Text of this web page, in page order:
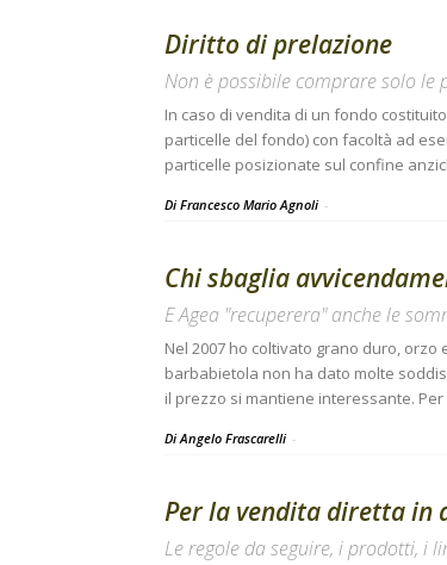
Diritto di prelazione
Non è possibile comprare solo le
In caso di vendita di un fondo
particelle del fondo) con facoltà ad
particelle posizionate sul confine
Di Francesco Mario Agnoli -
Chi sbaglia
E Agea "recuperera" anche le
Nel 2007 ho coltivato grano duro, orzo
barbabietola non ha dato molte
il prezzo si mantiene interessante.
Di Angelo Frascarelli -
Per la vendita diretta in
Le regole da seguire, i prodotti, i